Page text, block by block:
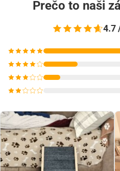
Prečo to naši
4.7